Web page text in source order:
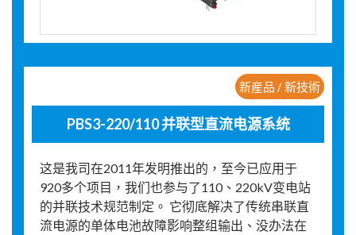
新産品 / 新技術
PBS3-220/110 并联型直流电源系统
这是我司在2011年发明推出的，至今已应用于
920多个项目，我们也参与了110、220kV变电站
的并联技术规范制定。 它彻底解决了传统串联直
流电源的单体电池故障影响整组输出、没办法在